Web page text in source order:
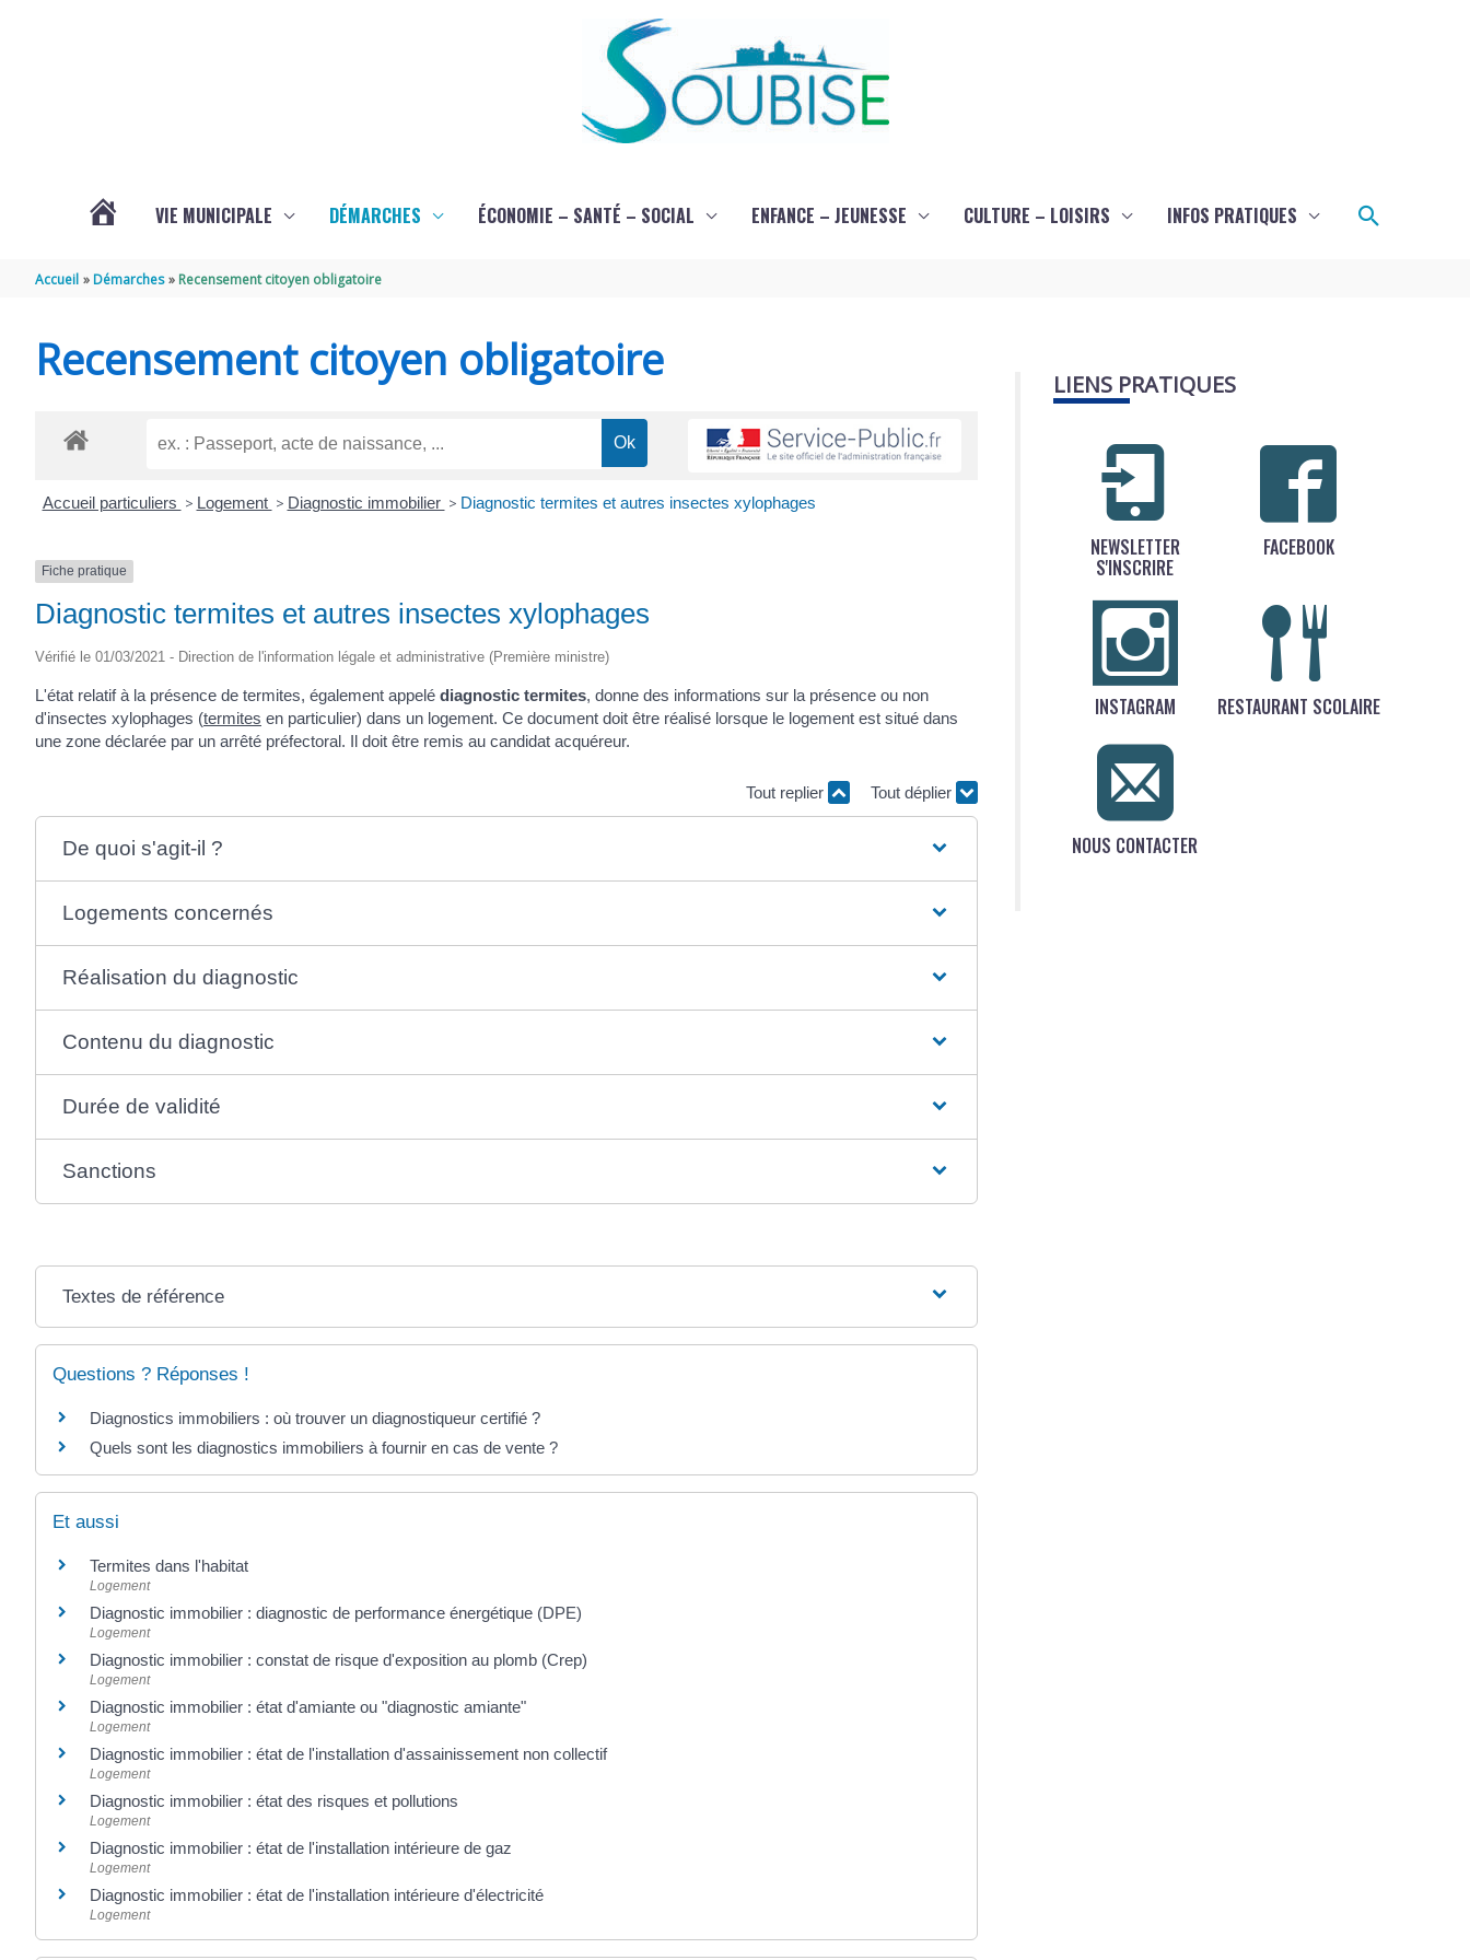
VIE MUNICIPALE DÉMARCHES ÉCONOMIE – SANTÉ – SOCIAL ENFANCE – JEUNESSE CULTURE – LOISIRS INFOS PRATIQUES
Accueil Démarches Recensement citoyen obligatoire
Recensement citoyen obligatoire
Accueil particuliers > Logement > Diagnostic immobilier > Diagnostic termites et autres insectes xylophages
Fiche pratique
Diagnostic termites et autres insectes xylophages
Vérifié le 01/03/2021 - Direction de l'information légale et administrative (Première ministre)
L'état relatif à la présence de termites, également appelé diagnostic termites, donne des informations sur la présence ou non
d'insectes xylophages (termites en particulier) dans un logement. Ce document doit être réalisé lorsque le logement est situé dans
une zone déclarée par un arrêté préfectoral. Il doit être remis au candidat acquéreur.
Tout replier Tout déplier
De quoi s'agit-il ?
Logements concernés
Réalisation du diagnostic
Contenu du diagnostic
Durée de validité
Sanctions
Textes de référence
Questions ? Réponses !
Diagnostics immobiliers : où trouver un diagnostiqueur certifié ?
Quels sont les diagnostics immobiliers à fournir en cas de vente ?
Et aussi
Termites dans l'habitat
Logement
Diagnostic immobilier : diagnostic de performance énergétique (DPE)
Logement
Diagnostic immobilier : constat de risque d'exposition au plomb (Crep)
Logement
Diagnostic immobilier : état d'amiante ou "diagnostic amiante"
Logement
Diagnostic immobilier : état de l'installation d'assainissement non collectif
Logement
Diagnostic immobilier : état des risques et pollutions
Logement
Diagnostic immobilier : état de l'installation intérieure de gaz
Logement
Diagnostic immobilier : état de l'installation intérieure d'électricité
Logement
LIENS PRATIQUES
NEWSLETTER
S'INSCRIRE
FACEBOOK
INSTAGRAM RESTAURANT SCOLAIRE
NOUS CONTACTER